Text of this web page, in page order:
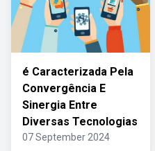
é Caracterizada Pela
Convergência E
Sinergia Entre
Diversas Tecnologias
07 September 2024